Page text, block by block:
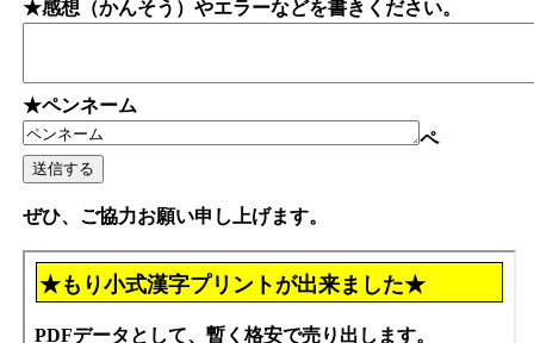
★感想（かんそう）やエラーなどを書きください。
★ペンネーム
ペ
ぜひ、ご協力お願い申し上げます。